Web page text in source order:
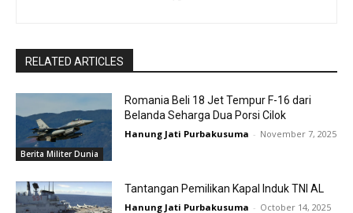
RELATED ARTICLES
Berita Militer Dunia
Romania Beli 18 Jet Tempur F-16 dari
Belanda Seharga Dua Porsi Cilok
Hanung Jati Purbakusuma - November 7, 2025
Tantangan Pemilikan Kapal Induk TNI AL
Hanung Jati Purbakusuma - October 14, 2025